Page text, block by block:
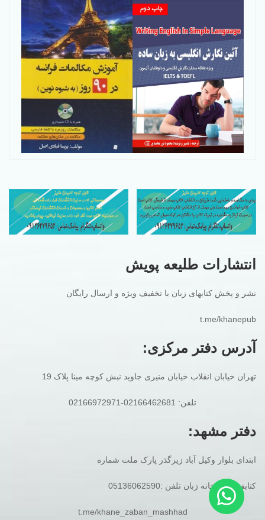
انتشارات طلیعه پویش
نشر و پخش کتابهای زبان با تخفیف ویژه و ارسال رایگان
t.me/khanepub
آدرس دفتر مرکزی:
تهران خیابان انقلاب خیابان منیری جاوید نبش کوچه مینا پلاک 19
تلفن: 02166462681-02166972971
دفتر مشهد:
ابتدای بلوار وکیل آباد زیرگذر پارک ملت شماره
کتابفروشی خانه زبان تلفن :05136062590
t.me/khane_zaban_mashhad